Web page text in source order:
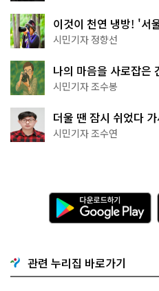
이것이 천연 냉방! '서
나볼까
시민기자 정향선
나의 마음을 사로잡은
상작 공개!
시민기자 조수봉
더울 땐 잠시 쉬었다
·무더위쉼터까지
시민기자 조수연
다
운
로
기
G
o
관련 누리집 바로가기